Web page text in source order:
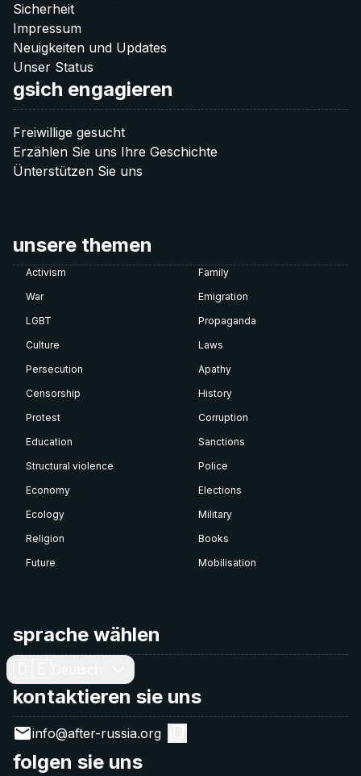
Sicherheit
Impressum
Neuigkeiten und Updates
Unser Status
gsich engagieren
Freiwillige gesucht
Erzählen Sie uns Ihre Geschichte
Ünterstützen Sie uns
unsere themen
Activism
Family
War
Emigration
LGBT
Propaganda
Culture
Laws
Persecution
Apathy
Censorship
History
Protest
Corruption
Education
Sanctions
Structural violence
Police
Economy
Elections
Ecology
Military
Religion
Books
Future
Mobilisation
sprache wählen
kontaktieren sie uns
info@after-russia.org
folgen sie uns